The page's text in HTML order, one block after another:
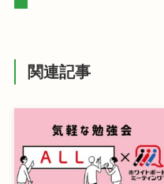
関連記事